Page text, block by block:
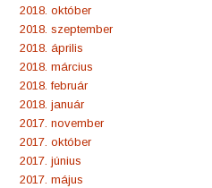
2018. október
2018. szeptember
2018. április
2018. március
2018. február
2018. január
2017. november
2017. október
2017. június
2017. május